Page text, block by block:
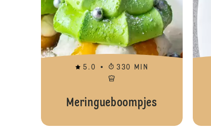
5.0 330 MIN
Meringueboompjes